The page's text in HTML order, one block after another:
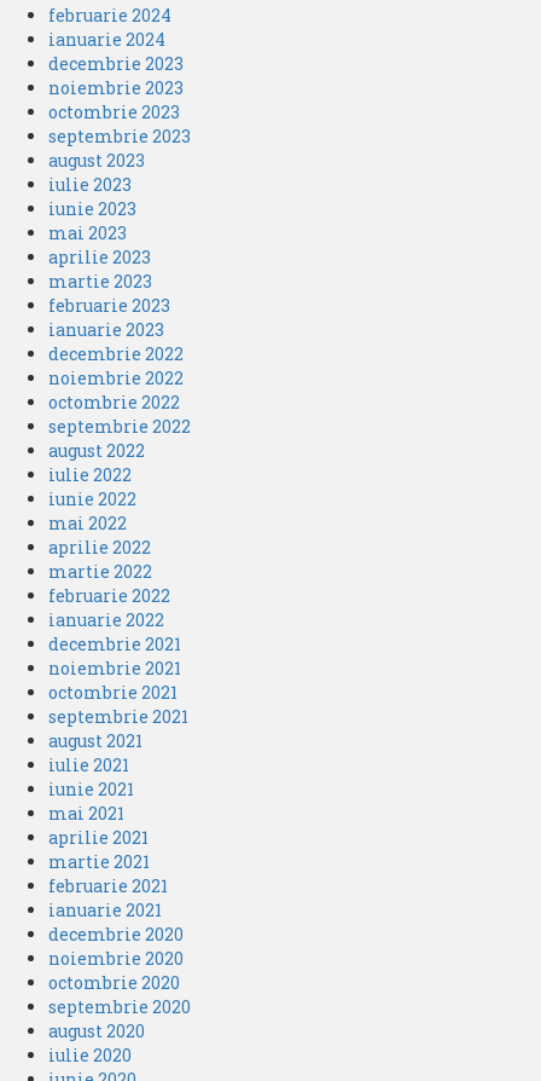
februarie 2024
ianuarie 2024
decembrie 2023
noiembrie 2023
octombrie 2023
septembrie 2023
august 2023
iulie 2023
iunie 2023
mai 2023
aprilie 2023
martie 2023
februarie 2023
ianuarie 2023
decembrie 2022
noiembrie 2022
octombrie 2022
septembrie 2022
august 2022
iulie 2022
iunie 2022
mai 2022
aprilie 2022
martie 2022
februarie 2022
ianuarie 2022
decembrie 2021
noiembrie 2021
octombrie 2021
septembrie 2021
august 2021
iulie 2021
iunie 2021
mai 2021
aprilie 2021
martie 2021
februarie 2021
ianuarie 2021
decembrie 2020
noiembrie 2020
octombrie 2020
septembrie 2020
august 2020
iulie 2020